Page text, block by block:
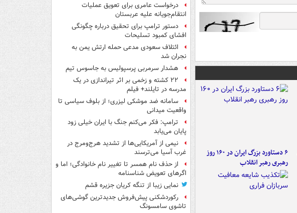
۶ دستاورد بزرگ ایران در ۱۶۰ روز
رهبری رهبر انقلاب
درخواست عامری برای تعویق عملیات
انتقام‌جویانه علیه عربستان
دستور ترامپ برای تحقیق درباره چگونگی
افشای کمبود تسلیحات
ائتلاف سعودی مدعی حمله ارتش یمن به
نجران شد
هشدار سرمربی پرسپولیس به جاسوس تیم
۲۲ کشته و زخمی بر اثر تیراندازی در یک
مدرسه در تایلند+ فیلم
سامانه ضد موشکی لیزری؛ از بلوف سیاسی تا
واقعیت میدانی
ترامپ: فکر می‌کنم جنگ با ایران خیلی زود
پایان می‌یابد
نیمی از آمریکایی‌ها از تشدید هرج‌ومرج در
غرب آسیا می‌ترسند
از حذف نام همسر تا تغییر نام خانوادگی؛ اما و
اگرهای تعویض شناسنامه
نمایی زیبا از تنگه کریان جزیره قشم
رکوردشکنی پیش‌فروش جدیدترین گوشی‌های
تاشوی سامسونگ